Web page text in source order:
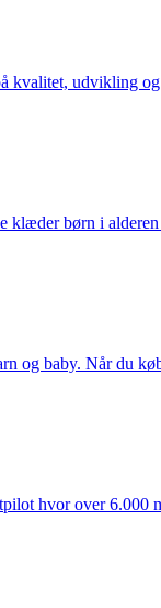
kvalitet, udvikling
børn i
og baby. Når du
hvor over 6.000